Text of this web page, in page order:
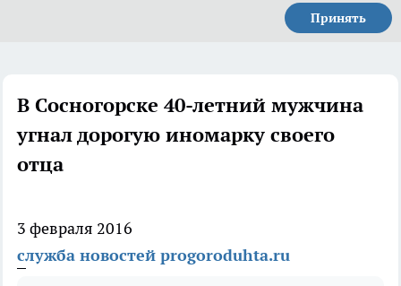
Принять
В Сосногорске 40-летний мужчина
угнал дорогую иномарку своего
отца
3 февраля 2016
служба новостей progoroduhta.ru